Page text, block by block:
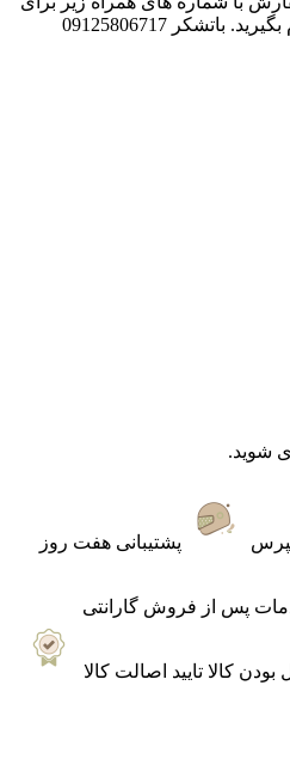
موجودی و قیمت نهایی استعلام بگیرید. باتشکر 09125806717
شوید.
پشتیبانی هفت روز
پس از فروش گارانتی
بودن کالا تایید اصالت کالا